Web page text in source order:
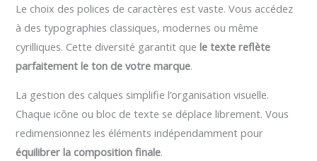
Le choix des polices de caractères est vaste. Vous accédez
à des typographies classiques, modernes ou même
cyrilliques. Cette diversité garantit quele texte reflète
parfaitement le ton de votre marque.
La gestion des calques simplifie l’organisation visuelle.
Chaque icône ou bloc de texte se déplace librement. Vous
redimensionnez les éléments indépendamment pour
équilibrer la composition finale.